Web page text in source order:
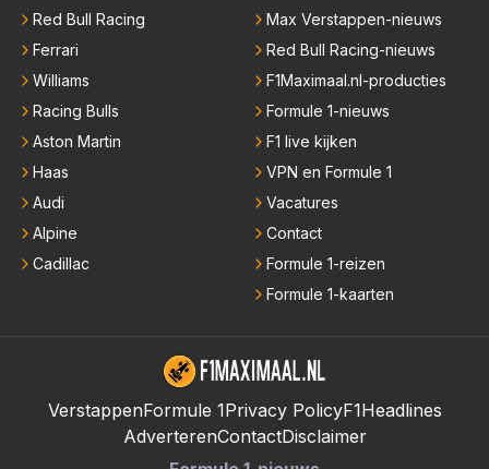
Red Bull Racing
Ferrari
Williams
Racing Bulls
Aston Martin
Haas
Audi
Alpine
Cadillac
Max Verstappen-nieuws
Red Bull Racing-nieuws
F1Maximaal.nl-producties
Formule 1-nieuws
F1 live kijken
VPN en Formule 1
Vacatures
Contact
Formule 1-reizen
Formule 1-kaarten
VerstappenFormule 1Privacy PolicyF1Headlines
AdverterenContactDisclaimer